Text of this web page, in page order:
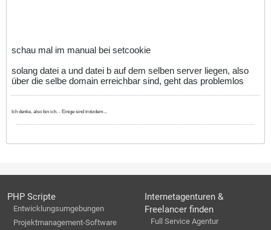
schau mal im manual bei setcookie
solang datei a und datei b auf dem selben server liegen, also
über die selbe domain erreichbar sind, geht das problemlos
Ich denke, also bin ich. - Einige sind trotzdem...
PHP Scripte
Entwicklungsumgebungen
Projektmanagement-Software
Internetagenturen &
Freelancer finden
Full Service Agentur